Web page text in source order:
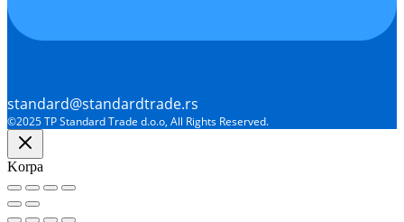
standard@standardtrade.rs
©2025 TP Standard Trade d.o.o, All Rights Reserved.
Korpa